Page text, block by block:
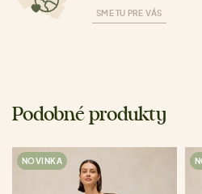
SME TU PRE VÁS
Podobné produkty
NOVINKA